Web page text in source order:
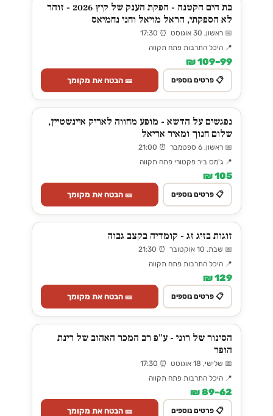
בת הים הקטנה - הפקת הענק של קיץ 2026 - זוהר
לא הספקתי, הראל מויאל וחני נחמיאס
📅 ראשון, 30 אוגוסט ⏰ 17:30
📍 היכל התרבות פתח תקווה
99–109 ₪
📋 פרטים נוספים 🎫 הבטח את מקומך
נפגשים על הדשא - מופע מחווה לאריק איינשטיין,
שלום חנוך ומאיר אריאל
📅 ראשון, 6 ספטמבר ⏰ 21:00
📍 ג'מס ביר פקטורי פתח תקווה
105 ₪
📋 פרטים נוספים 🎫 הבטח את מקומך
זוגות בזיג זג - קומדיה בקצב גבוה
📅 שבת, 10 אוקטובר ⏰ 21:30
📍 היכל התרבות פתח תקווה
129 ₪
📋 פרטים נוספים 🎫 הבטח את מקומך
הסינור של רוני - ע"פ רב המכר האהוב של רינת
הופר
📅 שלישי, 18 אוגוסט ⏰ 17:30
📍 היכל התרבות פתח תקווה
62–89 ₪
📋 פרטים נוספים 🎫 הבטח את מקומך